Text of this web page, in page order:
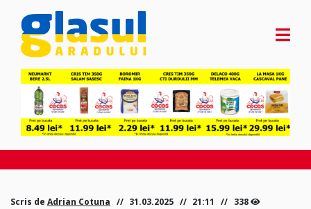
Scris de Adrian Cotuna 31.03.2025 21:11 338